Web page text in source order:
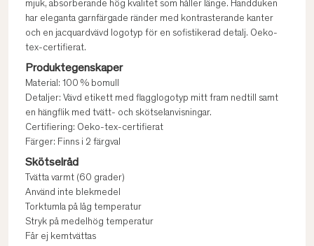
mjuk, absorberande hög kvalitet som håller länge. Handduken
har eleganta garnfärgade ränder med kontrasterande kanter
och en jacquardvävd logotyp för en sofistikerad detalj. Oeko-
tex-certifierat.
Produktegenskaper
Material: 100 % bomull
Detaljer: Vävd etikett med flagglogotyp mitt fram nedtill samt
en hängflik med tvätt- och skötselanvisningar.
Certifiering: Oeko-tex-certifierat
Färger: Finns i 2 färgval
Skötselråd
Tvätta varmt (60 grader)
Använd inte blekmedel
Torktumla på låg temperatur
Stryk på medelhög temperatur
Får ej kemtvättas